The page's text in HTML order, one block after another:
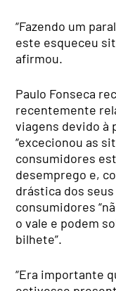
“Fazendo um
este esqueceu
afirmou.
Paulo Fonseca
recentemente
viagens devido à
“excecionou as
consumidores
desemprego e,
drástica dos
consumidores
o vale e podem
bilhete”.
“Era importante